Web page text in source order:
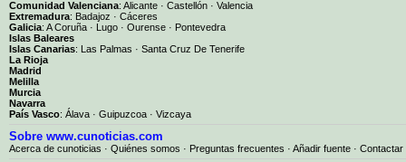
Comunidad Valenciana: Alicante · Castellón · Valencia
Extremadura: Badajoz · Cáceres
Galicia: A Coruña · Lugo · Ourense · Pontevedra
Islas Baleares
Islas Canarias: Las Palmas · Santa Cruz De Tenerife
La Rioja
Madrid
Melilla
Murcia
Navarra
País Vasco: Álava · Guipuzcoa · Vizcaya
Sobre www.cunoticias.com
Acerca de cunoticias · Quiénes somos · Preguntas frecuentes · Añadir fuente · Contactar